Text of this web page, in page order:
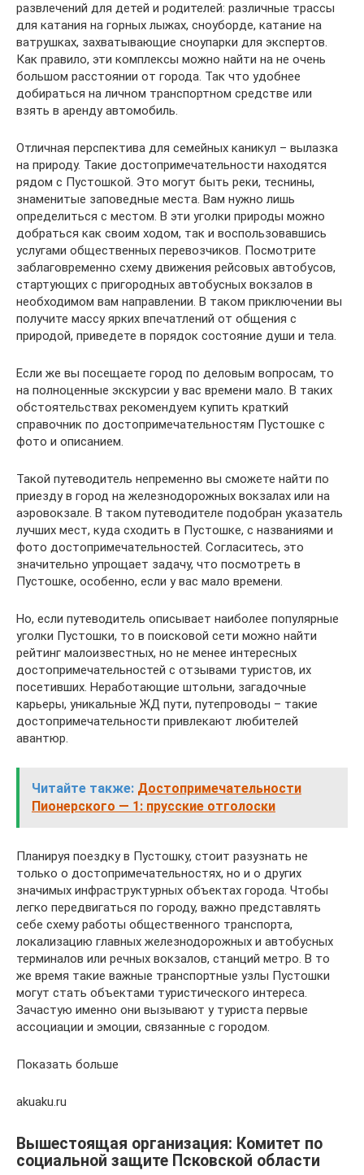
развлечений для детей и родителей: различные трассы
для катания на горных лыжах, сноуборде, катание на
ватрушках, захватывающие сноупарки для экспертов.
Как правило, эти комплексы можно найти на не очень
большом расстоянии от города. Так что удобнее
добираться на личном транспортном средстве или
взять в аренду автомобиль.
Отличная перспектива для семейных каникул – вылазка
на природу. Такие достопримечательности находятся
рядом с Пустошкой. Это могут быть реки, теснины,
знаменитые заповедные места. Вам нужно лишь
определиться с местом. В эти уголки природы можно
добраться как своим ходом, так и воспользовавшись
услугами общественных перевозчиков. Посмотрите
заблаговременно схему движения рейсовых автобусов,
стартующих с пригородных автобусных вокзалов в
необходимом вам направлении. В таком приключении вы
получите массу ярких впечатлений от общения с
природой, приведете в порядок состояние души и тела.
Если же вы посещаете город по деловым вопросам, то
на полноценные экскурсии у вас времени мало. В таких
обстоятельствах рекомендуем купить краткий
справочник по достопримечательностям Пустошке с
фото и описанием.
Такой путеводитель непременно вы сможете найти по
приезду в город на железнодорожных вокзалах или на
аэровокзале. В таком путеводителе подобран указатель
лучших мест, куда сходить в Пустошке, с названиями и
фото достопримечательностей. Согласитесь, это
значительно упрощает задачу, что посмотреть в
Пустошке, особенно, если у вас мало времени.
Но, если путеводитель описывает наиболее популярные
уголки Пустошки, то в поисковой сети можно найти
рейтинг малоизвестных, но не менее интересных
достопримечательностей с отзывами туристов, их
посетивших. Неработающие штольни, загадочные
карьеры, уникальные ЖД пути, путепроводы – такие
достопримечательности привлекают любителей
авантюр.
Читайте также: Достопримечательности
Пионерского — 1: прусские отголоски
Планируя поездку в Пустошку, стоит разузнать не
только о достопримечательностях, но и о других
значимых инфраструктурных объектах города. Чтобы
легко передвигаться по городу, важно представлять
себе схему работы общественного транспорта,
локализацию главных железнодорожных и автобусных
терминалов или речных вокзалов, станций метро. В то
же время такие важные транспортные узлы Пустошки
могут стать объектами туристического интереса.
Зачастую именно они вызывают у туриста первые
ассоциации и эмоции, связанные с городом.
Показать больше
akuaku.ru
Вышестоящая организация: Комитет по
социальной защите Псковской области